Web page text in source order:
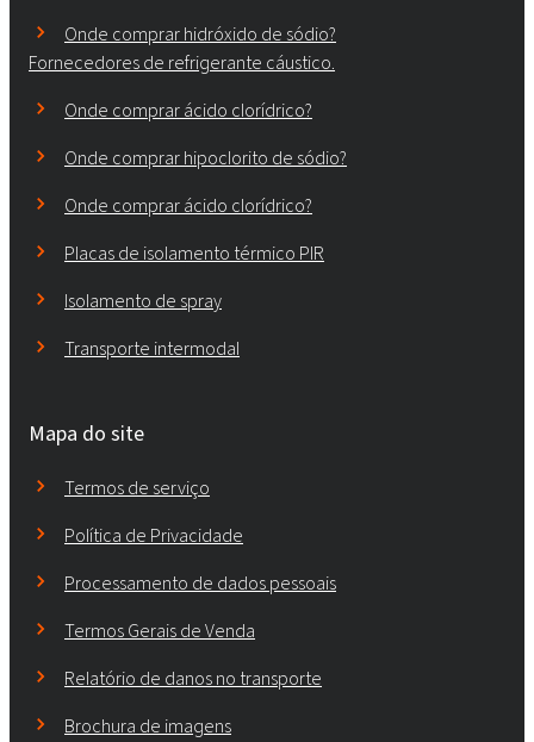
Onde comprar hidróxido de sódio?
Fornecedores de refrigerante cáustico.
Onde comprar ácido clorídrico?
Onde comprar hipoclorito de sódio?
Onde comprar ácido clorídrico?
Placas de isolamento térmico PIR
Isolamento de spray
Transporte intermodal
Mapa do site
Termos de serviço
Política de Privacidade
Processamento de dados pessoais
Termos Gerais de Venda
Relatório de danos no transporte
Brochura de imagens